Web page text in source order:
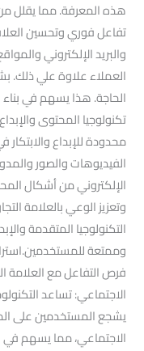
هذه المعرفة. مما يقلل من
تفاعل فوري وتحسين
والبريد الإلكتروني
العملاء علاوة علي ذلك.
الحاجة. هذا يسهم في
تكنولوجيا المحتوى
محدودة للإبداع
الفيديوهات والصور
الإلكتروني من أشكال
وتعزيز الوعي بالعلامة
التكنولوجيا المتقدمة
وممتعة
فرص التفاعل مع العلامة
الاجتماعي: تساعد
يشجع المستخدمين على
الاجتماعي، مما يسهم في